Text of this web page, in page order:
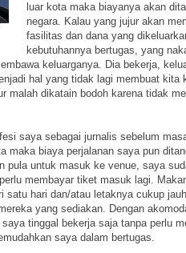
luar kota maka biayanya akan
negara. Kalau yang jujur akan
fasilitas dan dana yang
kebutuhannya bertugas, yang
keluarganya. Dia bekerja,
hal yang tidak lagi membuat kita
malah dikatain bodoh karena tidak
saya sebagai jurnalis sebelum
maka biaya perjalanan saya pun
pula untuk masuk ke venue, saya
membayar tiket masuk lagi.
satu hari dan/atau letaknya cukup
yang sediakan. Dengan
tinggal bekerja saja tanpa perlu
saya dalam bertugas.